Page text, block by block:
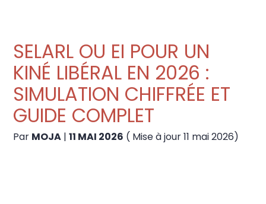
Notre offre MICRO-BNC
SELARL OU EI POUR UN
KINÉ LIBÉRAL EN 2026 :
SIMULATION CHIFFRÉE ET
GUIDE COMPLET
Par MOJA |11 MAI 2026 ( Mise à jour 11 mai 2026)